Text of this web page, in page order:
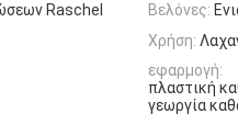
Raschel Βελόνες:
Χρήση:
εφαρμογή:
πλαστική
γεωργία